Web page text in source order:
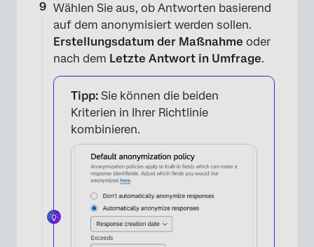
Wählen Sie aus, ob Antworten basierend
auf dem anonymisiert werden sollen.
Erstellungsdatum der Maßnahme oder
nach dem Letzte Antwort in Umfrage.
Tipp: Sie können die beiden
Kriterien in Ihrer Richtlinie
kombinieren.